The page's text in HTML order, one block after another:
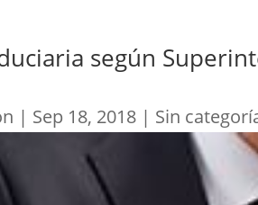
según
| Sep 18, 2018 | Sin